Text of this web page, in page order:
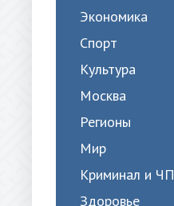
Экономика
Спорт
Культура
Москва
Регионы
Мир
Криминал и ЧП
Здоровье